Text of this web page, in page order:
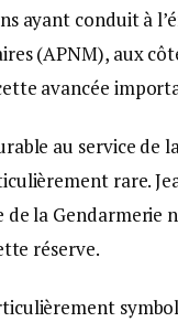
ayant conduit à
(APNM), aux
avancée
au service de
rare.
de la
réserve.